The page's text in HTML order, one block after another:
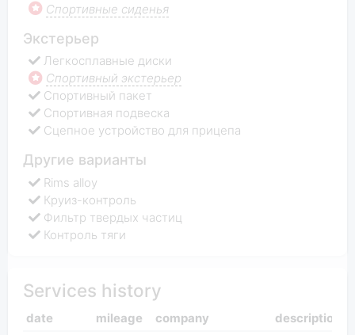
Спортивные сиденья
Экстерьер
Легкосплавные диски
Спортивный экстерьер
Спортивный пакет
Спортивная подвеска
Сцепное устройство для прицепа
Другие варианты
Rims alloy
Круиз-контроль
Фильтр твердых частиц
Контроль тяги
Services history
date mileage company
description